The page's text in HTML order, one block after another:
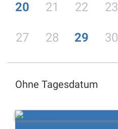
20 21 22 23
27 28 29 30
Ohne Tagesdatum